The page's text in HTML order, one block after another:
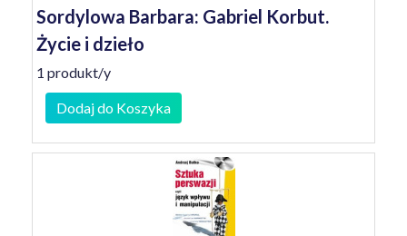
Sordylowa Barbara: Gabriel Korbut.
Życie i dzieło
1 produkt/y
Dodaj do Koszyka